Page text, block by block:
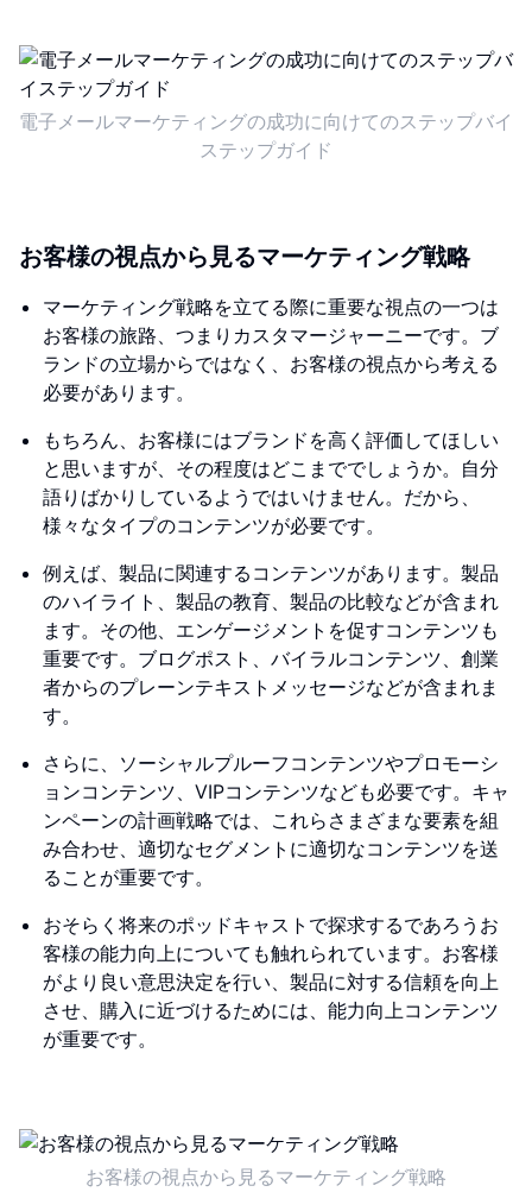
電子メールマーケティングの成功に向けてのステップバイ
ステップガイド
お客様の視点から見るマーケティング戦略
マーケティング戦略を立てる際に重要な視点の一つは
お客様の旅路、つまりカスタマージャーニーです。ブ
ランドの立場からではなく、お客様の視点から考える
必要があります。
もちろん、お客様にはブランドを高く評価してほしい
と思いますが、その程度はどこまででしょうか。自分
語りばかりしているようではいけません。だから、
様々なタイプのコンテンツが必要です。
例えば、製品に関連するコンテンツがあります。製品
のハイライト、製品の教育、製品の比較などが含まれ
ます。その他、エンゲージメントを促すコンテンツも
重要です。ブログポスト、バイラルコンテンツ、創業
者からのプレーンテキストメッセージなどが含まれま
す。
さらに、ソーシャルプルーフコンテンツやプロモーシ
ョンコンテンツ、VIPコンテンツなども必要です。キャ
ンペーンの計画戦略では、これらさまざまな要素を組
み合わせ、適切なセグメントに適切なコンテンツを送
ることが重要です。
おそらく将来のポッドキャストで探求するであろうお
客様の能力向上についても触れられています。お客様
がより良い意思決定を行い、製品に対する信頼を向上
させ、購入に近づけるためには、能力向上コンテンツ
が重要です。
お客様の視点から見るマーケティング戦略